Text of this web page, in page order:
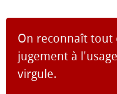
On reconnaît tout
jugement à
virgule.